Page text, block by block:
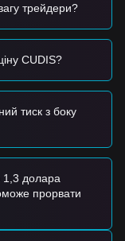
0,0010 $ -
або бичачого
можливість
тренду.
рівня
до нової фази
трейдери?
CUDIS?
тиск з боку
1,3 долара
прорвати